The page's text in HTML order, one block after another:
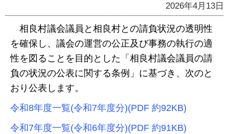
2026年4月13日
相良村議会議員と相良村との請負状況の透明性
を確保し、議会の運営の公正及び事務の執行の適
性を図ることを目的とした「相良村議会議員の請
負の状況の公表に関する条例」に基づき、次のと
おり公表します。
令和8年度一覧(令和7年度分)(PDF 約92KB)
令和7年度一覧(令和6年度分)(PDF 約91KB)